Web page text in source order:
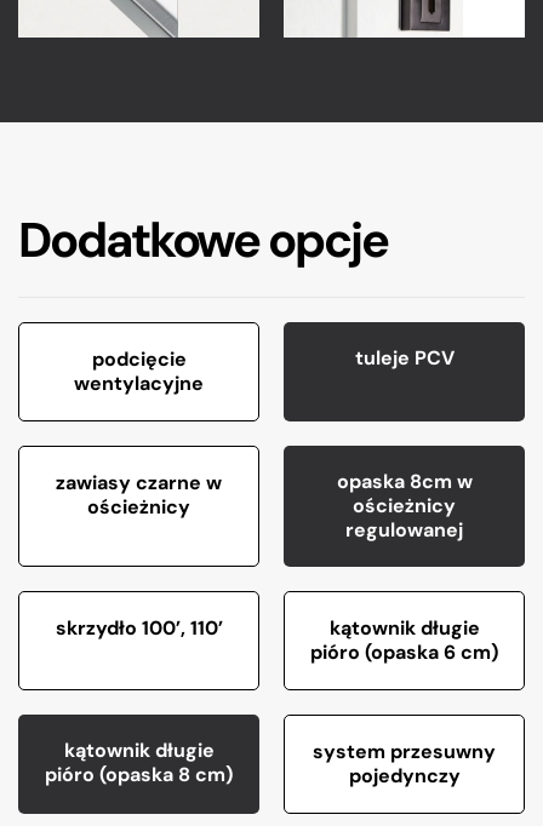
Dodatkowe opcje
podcięcie
wentylacyjne
tuleje PCV
zawiasy czarne w
ościeżnicy
opaska 8cm w
ościeżnicy
regulowanej
skrzydło 100’, 110’
kątownik długie
pióro (opaska 6 cm)
kątownik długie
pióro (opaska 8 cm)
system przesuwny
pojedynczy